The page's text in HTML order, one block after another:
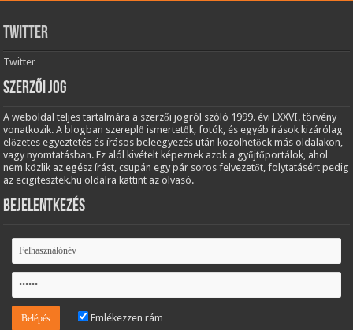
Twitter
Twitter
Szerzői jog
A weboldal teljes tartalmára a szerzői jogról szóló 1999. évi LXXVI. törvény
vonatkozik. A blogban szereplő ismertetők, fotók, és egyéb írások kizárólag
előzetes egyeztetés és írásos beleegyezés után közölhetőek más oldalakon,
vagy nyomtatásban. Ez alól kivételt képeznek azok a gyűjtőportálok, ahol
nem közlik az egész írást, csupán egy pár soros felvezetőt, folytatásért pedig
az ecigitesztek.hu oldalra kattint az olvasó.
Bejelentkezés
Emlékezzen rám